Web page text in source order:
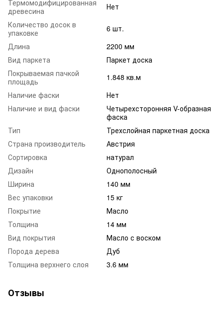
Термомодифицированная
древесина
Нет
Количество досок в
упаковке
6 шт.
Длина
2200 мм
Вид паркета
Паркет доска
Покрываемая пачкой
площадь
1.848 кв.м
Наличие фаски
Нет
Наличие и вид фаски
Четырехсторонняя V-образная
фаска
Тип
Трехслойная паркетная доска
Страна производитель
Австрия
Сортировка
натурал
Дизайн
Однополосный
Ширина
140 мм
Вес упаковки
15 кг
Покрытие
Масло
Толщина
14 мм
Вид покрытия
Масло с воском
Порода дерева
Дуб
Толщина верхнего слоя
3.6 мм
Отзывы